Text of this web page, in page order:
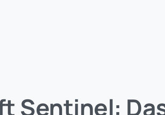
Sentinel: